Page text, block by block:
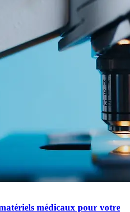
médicaux pour votre